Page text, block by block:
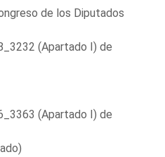
de los Diputados
(Apartado I) de
(Apartado I) de